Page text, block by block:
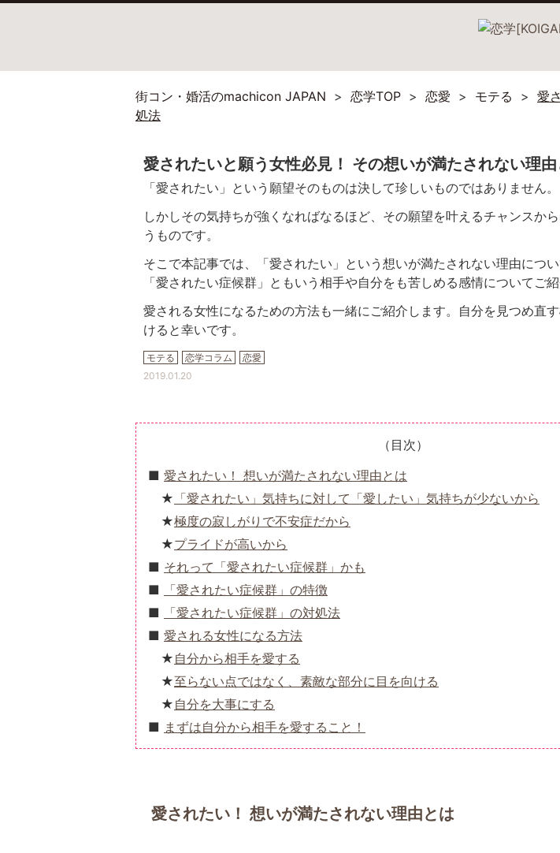
街コン・婚活のmachicon JAPAN 恋学TOP 恋愛 モテる
愛
処法
愛されたいと願う女性必見！ その想いが満たされない理
「愛されたい」という願望そのものは決して珍しいものではありません。
しかしその気持ちが強くなればなるほど、その願望を叶えるチャンスか
うものです。
そこで本記事では、「愛されたい」という想いが満たされない理由につい
「愛されたい症候群」ともいう相手や自分をも苦しめる感情についてご紹
愛される女性になるための方法も一緒にご紹介します。自分を見つめ直
けると幸いです。
モテる 恋学コラム 恋愛
2019.01.20
（目次）
愛されたい！ 想いが満たされない理由とは
「愛されたい」気持ちに対して「愛したい」気持ちが少ないから
極度の寂しがりで不安症だから
プライドが高いから
それって「愛されたい症候群」かも
「愛されたい症候群」の特徴
「愛されたい症候群」の対処法
愛される女性になる方法
自分から相手を愛する
至らない点ではなく、素敵な部分に目を向ける
自分を大事にする
まずは自分から相手を愛すること！
愛されたい！ 想いが満たされない理由とは